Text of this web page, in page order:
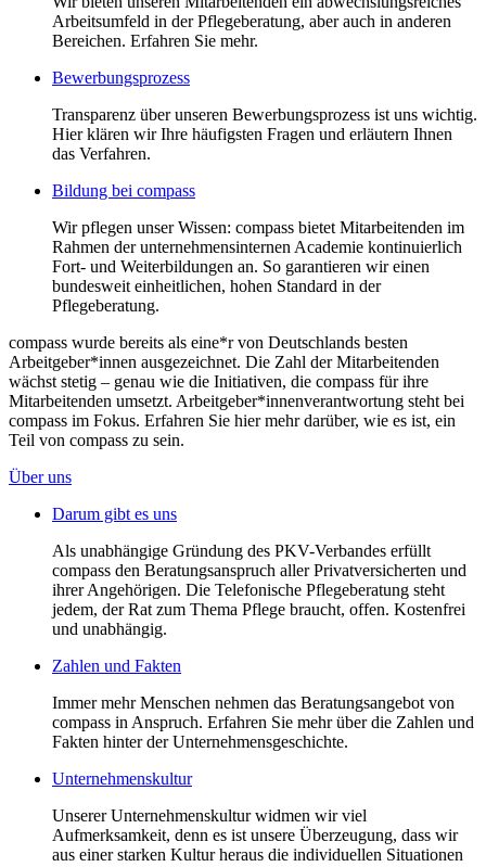
Arbeitsumfeld in der Pflegeberatung, aber auch in anderen
Bereichen. Erfahren Sie mehr.
Bewerbungsprozess
Transparenz über unseren Bewerbungsprozess ist uns wichtig.
Hier klären wir Ihre häufigsten Fragen und erläutern Ihnen
das Verfahren.
Bildung bei compass
Wir pflegen unser Wissen: compass bietet Mitarbeitenden im
Rahmen der unternehmensinternen Academie kontinuierlich
Fort- und Weiterbildungen an. So garantieren wir einen
bundesweit einheitlichen, hohen Standard in der
Pflegeberatung.
compass wurde bereits als eine*r von Deutschlands besten
Arbeitgeber*innen ausgezeichnet. Die Zahl der Mitarbeitenden
wächst stetig – genau wie die Initiativen, die compass für ihre
Mitarbeitenden umsetzt. Arbeitgeber*innenverantwortung steht bei
compass im Fokus. Erfahren Sie hier mehr darüber, wie es ist, ein
Teil von compass zu sein.
Über uns
Darum gibt es uns
Als unabhängige Gründung des PKV-Verbandes erfüllt
compass den Beratungsanspruch aller Privatversicherten und
ihrer Angehörigen. Die Telefonische Pflegeberatung steht
jedem, der Rat zum Thema Pflege braucht, offen. Kostenfrei
und unabhängig.
Zahlen und Fakten
Immer mehr Menschen nehmen das Beratungsangebot von
compass in Anspruch. Erfahren Sie mehr über die Zahlen und
Fakten hinter der Unternehmensgeschichte.
Unternehmenskultur
Unserer Unternehmenskultur widmen wir viel
Aufmerksamkeit, denn es ist unsere Überzeugung, dass wir
aus einer starken Kultur heraus die individuellen Situationen